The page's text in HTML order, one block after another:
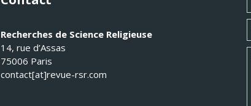
Recherches de Science Religieuse
14, rue d’Assas
75006 Paris
contact[at]revue-rsr.com